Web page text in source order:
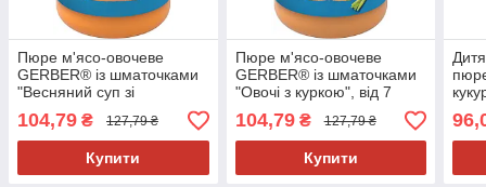
Пюре м'ясо-овочеве
GERBER® із шматочками
"Весняний суп зі
шматочками овочів,
індичкою та кропопм", від
7 місяців, 190 г
104,79 ₴ 127,79 ₴
Купити
Пюре м'ясо-овочеве
GERBER® із шматочками
"Овочі з куркою", від 7
місяців, 190 г
104,79₴ 127,79 ₴
Купити
190